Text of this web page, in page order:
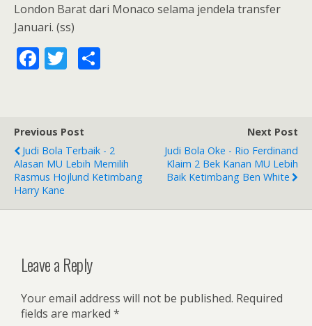
London Barat dari Monaco selama jendela transfer
Januari. (ss)
F
b
o
o
k
T
er
Previous Post
Judi Bola Terbaik - 2
Alasan MU Lebih Memilih
Rasmus Hojlund Ketimbang
Harry Kane
Next Post
Judi Bola Oke - Rio Ferdinand
Klaim 2 Bek Kanan MU Lebih
Baik Ketimbang Ben White
Leave a Reply
Your email address will not be published. Required
fields are marked *